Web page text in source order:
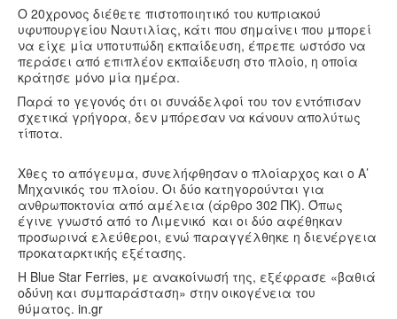
Ο 20χρονος διέθετε πιστοποιητικό του κυπριακού
υφυπουργείου Ναυτιλίας, κάτι που σημαίνει που μπορεί
να είχε μία υποτυπώδη εκπαίδευση, έπρεπε ωστόσο να
περάσει από επιπλέον εκπαίδευση στο πλοίο, η οποία
κράτησε μόνο μία ημέρα.
Παρά το γεγονός ότι οι συνάδελφοί του τον εντόπισαν
σχετικά γρήγορα, δεν μπόρεσαν να κάνουν απολύτως
τίποτα.
Χθες το απόγευμα, συνελήφθησαν ο πλοίαρχος και ο Α’
Μηχανικός του πλοίου. Οι δύο κατηγορούνται για
ανθρωποκτονία από αμέλεια (άρθρο 302 ΠΚ). Όπως
έγινε γνωστό από το Λιμενικό και οι δύο αφέθηκαν
προσωρινά ελεύθεροι, ενώ παραγγέλθηκε η διενέργεια
προκαταρκτικής εξέτασης.
Η Blue Star Ferries, με ανακοίνωσή της, εξέφρασε «βαθιά
οδύνη και συμπαράσταση» στην οικογένεια του
θύματος. in.gr